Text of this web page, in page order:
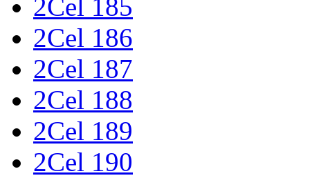
2Cel 185
2Cel 186
2Cel 187
2Cel 188
2Cel 189
2Cel 190